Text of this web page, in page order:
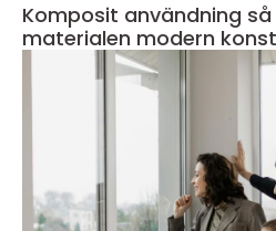
Komposit användning så förändrar
materialen modern